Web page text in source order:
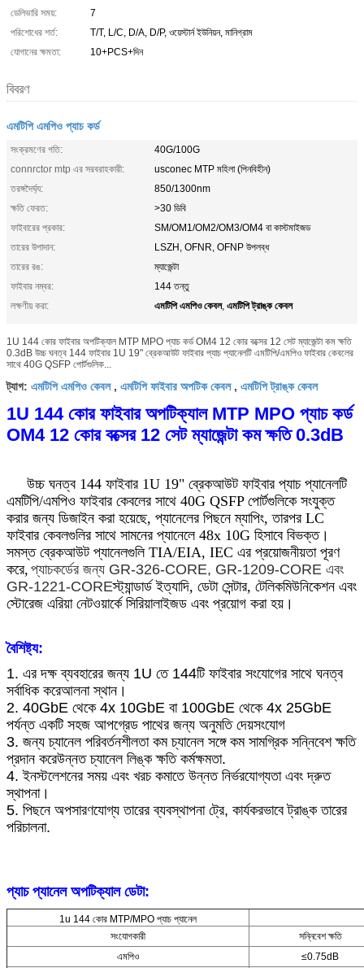
ডেলিভারি সময়:
7
পরিশোধের শর্ত:
T/T, L/C, D/A, D/P, ওয়েস্টার্ন ইউনিয়ন, মানিগ্রাম
যোগানের ক্ষমতা:
10+PCS+দিন
বিবরণ
এমটিপি এমপিও প্যাচ কর্ড
সংক্রমণের গতি:
40G/100G
connrctor mtp এর সরবরাহকারী:
usconec MTP মহিলা (পিনবিহীন)
তরঙ্গদৈর্ঘ্য:
850/1300nm
ক্ষতি ফেরত:
>30 ডিবি
ফাইবারের প্রকার:
SM/OM1/OM2/OM3/OM4 বা কাস্টমাইজড
তারের উপাদান:
LSZH, OFNR, OFNP উপলব্ধ
তারের রঙ:
ম্যাজেন্টা
ফাইবার নম্বর:
144 তন্তু
লক্ষণীয় করা:
এমটিপি এমপিও কেবল, এমটিপি ট্রাঙ্ক কেবল
1U 144 কোর ফাইবার অপটিক্যাল MTP MPO প্যাচ কর্ড OM4 12 কোর বক্সের 12 সেট ম্যাজেন্টা কম ক্ষতি
0.3dB উচ্চ ঘনত্ব 144 ফাইবার 1U 19" ব্রেকআউট ফাইবার প্যাচ প্যানেলটি এমটিপি/এমপিও ফাইবার কেবলের
সাথে 40G QSFP পোর্টগুলিক...
ট্যাগ: এমটিপি এমপিও কেবল, এমটিপি ফাইবার অপটিক কেবল, এমটিপি ট্রাঙ্ক কেবল
1U 144 কোর ফাইবার অপটিক্যাল MTP MPO প্যাচ কর্ড
OM4 12 কোর বক্সের 12 সেট ম্যাজেন্টা কম ক্ষতি 0.3dB
উচ্চ ঘনত্ব 144 ফাইবার 1U 19" ব্রেকআউট ফাইবার প্যাচ প্যানেলটি
এমটিপি/এমপিও ফাইবার কেবলের সাথে 40G QSFP পোর্টগুলিকে সংযুক্ত
করার জন্য ডিজাইন করা হয়েছে, প্যানেলের পিছনে ম্যাপিং, তারপর LC
ফাইবার কেবলগুলির সাথে সামনের প্যানেলে 48x 10G হিসাবে বিভক্ত।
সমস্ত ব্রেকআউট প্যানেলগুলি TIA/EIA, IEC এর প্রয়োজনীয়তা পূরণ
করে, প্যাচকর্ডের জন্য GR-326-CORE, GR-1209-CORE এবং
GR-1221-COREস্ট্যান্ডার্ড ইত্যাদি, ডেটা সেন্টার, টেলিকমিউনিকেশন এবং
স্টোরেজ এরিয়া নেটওয়ার্কে সিরিয়ালাইজড এবং প্রয়োগ করা হয়।
বৈশিষ্ট্য:
1. এর দক্ষ ব্যবহারের জন্য 1U তে 144টি ফাইবার সংযোগের সাথে ঘনত্ব
সর্বাধিক করেআলনা স্থান।
2. 40GbE থেকে 4x 10GbE বা 100GbE থেকে 4x 25GbE
পর্যন্ত একটি সহজ আপগ্রেড পাথের জন্য অনুমতি দেয়সংযোগ
3. জন্য চ্যানেল পরিবর্তনশীলতা কম চ্যানেল সঙ্গে কম সামগ্রিক সন্নিবেশ ক্ষতি
প্রদান করেউন্নত চ্যানেল লিঙ্ক ক্ষতি কর্মক্ষমতা.
4. ইনস্টলেশনের সময় এবং খরচ কমাতে উন্নত নির্ভরযোগ্যতা এবং দ্রুত
স্থাপনা।
5. পিছনে অপসারণযোগ্য তারের ব্যবস্থাপনা ট্রে, কার্যকরভাবে ট্রাঙ্ক তারের
পরিচালনা.
প্যাচ প্যানেল অপটিক্যাল ডেটা:
1u 144 কোর MTP/MPO প্যাচ প্যানেল
সংযোগকারী
সন্নিবেশ ক্ষতি
এমপিও
≤0.75dB